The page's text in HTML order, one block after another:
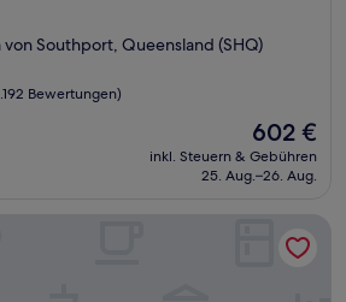
von Southport, Queensland (SHQ)
Bewertungen)
Der
Preis
beträgt
602 €
inkl. Steuern & Gebühren
25. Aug.–26. Aug.